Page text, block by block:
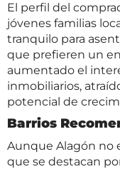
El perfil del
jóvenes familias
tranquilo para
que prefieren un
aumentado el
inmobiliarios,
potencial de
Barrios
Aunque Alagón no
que se destacan